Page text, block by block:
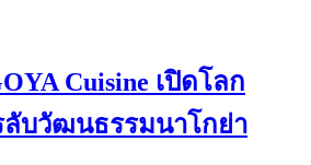
Cuisine เปิดโลก
บวัฒนธรรมนาโกย่า